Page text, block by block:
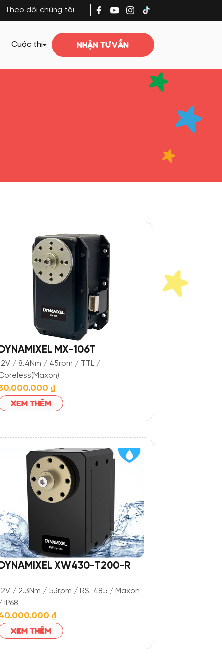
Theo dõi chúng tôi
Cuộc thi NHẬN TƯ VẤN
MX-106T
/ 8.4Nm / 45rpm / TTL /
₫
XEM THÊM
XW430-T200-R
/ 2.3Nm / 53rpm / RS-485 / Maxon
IP68
₫
XEM THÊM